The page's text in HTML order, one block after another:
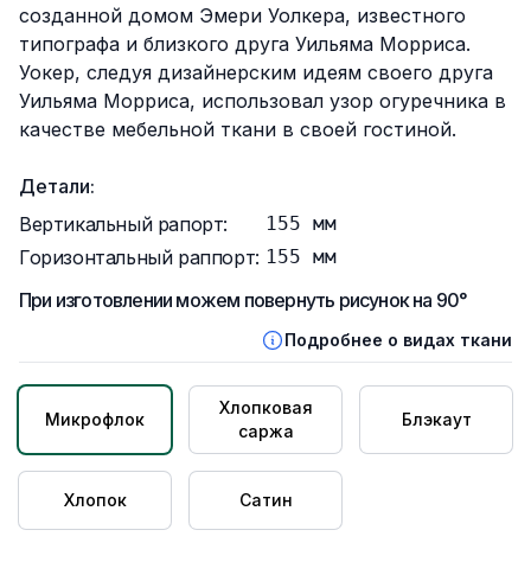
созданной домом Эмери Уолкера, известного
типографа и близкого друга Уильяма Морриса.
Уокер, следуя дизайнерским идеям своего друга
Уильяма Морриса, использовал узор огуречника в
качестве мебельной ткани в своей гостиной.
Детали:
Вертикальный рапорт:
155 мм
Горизонтальный раппорт: 155 мм
При изготовлении можем повернуть рисунок на 90°
Подробнее о видах ткани
Микрофлок
Хлопковая
саржа
Блэкаут
Хлопок Сатин